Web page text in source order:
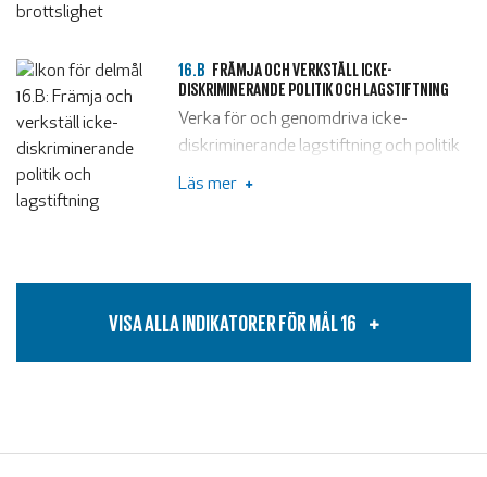
våld och bekämpa terrorism och
brottslighet.
16.B FRÄMJA OCH VERKSTÄLL ICKE-
DISKRIMINERANDE POLITIK OCH LAGSTIFTNING
Verka för och genomdriva icke-
diskriminerande lagstiftning och politik
för en hållbar utveckling.
Läs mer
VISA ALLA INDIKATORER FÖR MÅL 16